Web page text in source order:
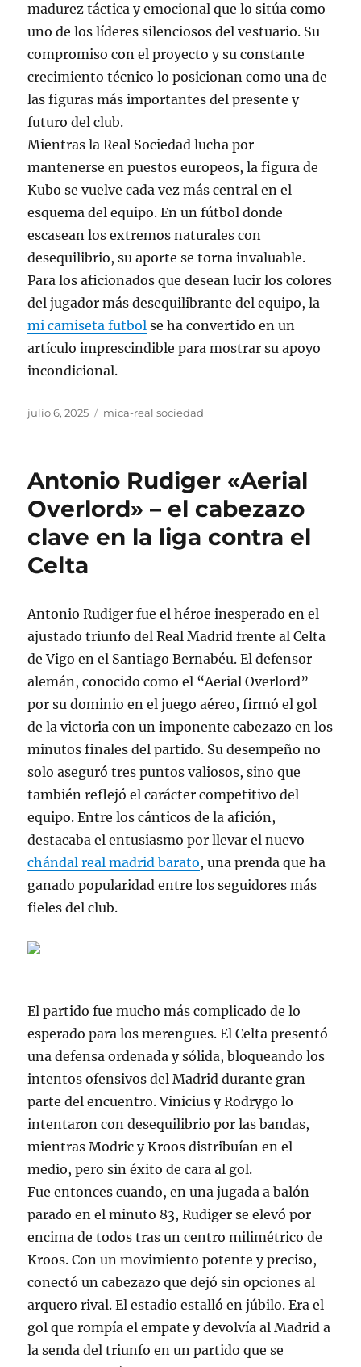
madurez táctica y emocional que lo sitúa como
uno de los líderes silenciosos del vestuario. Su
compromiso con el proyecto y su constante
crecimiento técnico lo posicionan como una de
las figuras más importantes del presente y
futuro del club.
Mientras la Real Sociedad lucha por
mantenerse en puestos europeos, la figura de
Kubo se vuelve cada vez más central en el
esquema del equipo. En un fútbol donde
escasean los extremos naturales con
desequilibrio, su aporte se torna invaluable.
Para los aficionados que desean lucir los colores
del jugador más desequilibrante del equipo, la
mi camiseta futbol se ha convertido en un
artículo imprescindible para mostrar su apoyo
incondicional.
Publicado
julio 6, 2025 Categorías
mica-real sociedad
Antonio Rudiger «Aerial
Overlord» – el cabezazo
clave en la liga contra el
Celta
Antonio Rudiger fue el héroe inesperado en el
ajustado triunfo del Real Madrid frente al Celta
de Vigo en el Santiago Bernabéu. El defensor
alemán, conocido como el “Aerial Overlord”
por su dominio en el juego aéreo, firmó el gol
de la victoria con un imponente cabezazo en los
minutos finales del partido. Su desempeño no
solo aseguró tres puntos valiosos, sino que
también reflejó el carácter competitivo del
equipo. Entre los cánticos de la afición,
destacaba el entusiasmo por llevar el nuevo
chándal real madrid barato, una prenda que ha
ganado popularidad entre los seguidores más
fieles del club.
El partido fue mucho más complicado de lo
esperado para los merengues. El Celta presentó
una defensa ordenada y sólida, bloqueando los
intentos ofensivos del Madrid durante gran
parte del encuentro. Vinicius y Rodrygo lo
intentaron con desequilibrio por las bandas,
mientras Modric y Kroos distribuían en el
medio, pero sin éxito de cara al gol.
Fue entonces cuando, en una jugada a balón
parado en el minuto 83, Rudiger se elevó por
encima de todos tras un centro milimétrico de
Kroos. Con un movimiento potente y preciso,
conectó un cabezazo que dejó sin opciones al
arquero rival. El estadio estalló en júbilo. Era el
gol que rompía el empate y devolvía al Madrid a
la senda del triunfo en un partido que se